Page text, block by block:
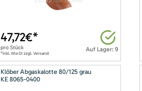
Auf Lager: 9
47,72€*
pro Stück
*inkl. MwSt zzgl. Versand
Klöber Abgaskalotte 80/125 grau
KE 8065-0400